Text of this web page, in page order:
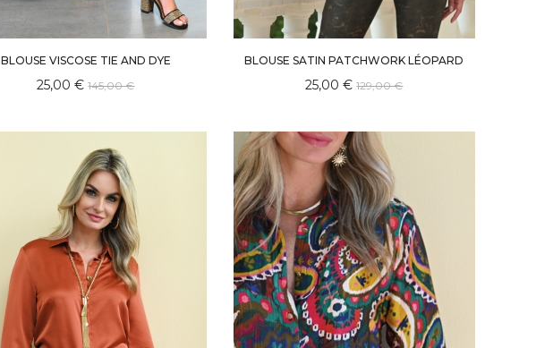
BLOUSE VISCOSE TIE AND DYE
25,00 € 145,00 €
BLOUSE SATIN PATCHWORK LÉOPARD
25,00 € 129,00 €